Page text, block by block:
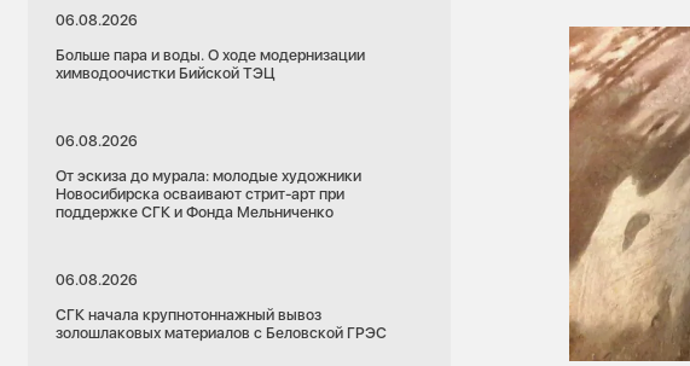
06.08.2026
Больше пара и воды. О ходе модернизации
химводоочистки Бийской ТЭЦ
06.08.2026
От эскиза до мурала: молодые художники
Новосибирска осваивают стрит-арт при
поддержке СГК и Фонда Мельниченко
06.08.2026
СГК начала крупнотоннажный вывоз
золошлаковых материалов с Беловской ГРЭС